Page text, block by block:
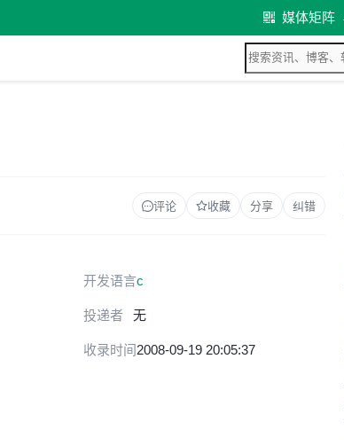
媒体矩阵
评论 收藏 分享 纠错
开发语言c
投递者 无
收录时间2008-09-19 20:05:37